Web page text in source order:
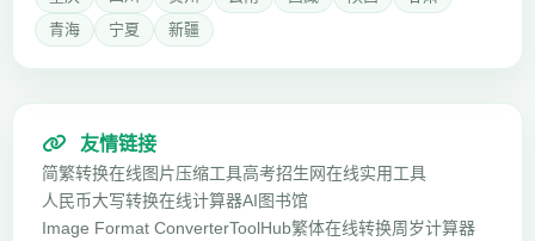
青海
宁夏 新疆
友情链接
简繁转换在线图片压缩工具高考招生网在线实用工具
人民币大写转换在线计算器AI图书馆
Image Format ConverterToolHub繁体在线转换周岁计算器